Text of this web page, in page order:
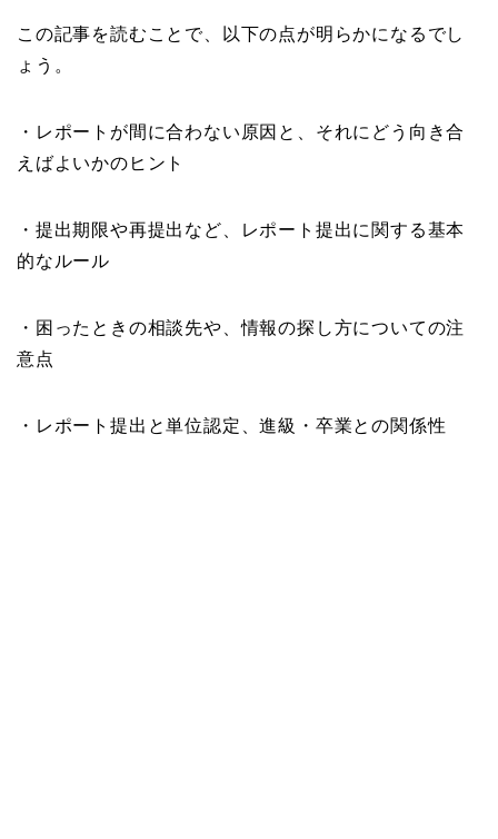
この記事を読むことで、以下の点が明らかになるでし
ょう。
・レポートが間に合わない原因と、それにどう向き合
えばよいかのヒント
・提出期限や再提出など、レポート提出に関する基本
的なルール
・困ったときの相談先や、情報の探し方についての注
意点
・レポート提出と単位認定、進級・卒業との関係性